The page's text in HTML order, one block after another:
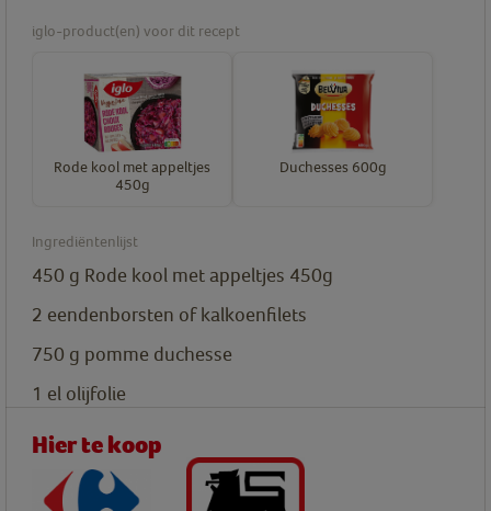
iglo-product(en) voor dit recept
Rode kool met appeltjes
450g
Duchesses 600g
Ingrediëntenlijst
450 g Rode kool met appeltjes 450g
2 eendenborsten of kalkoenfilets
750 g pomme duchesse
1 el olijfolie
Hier te koop